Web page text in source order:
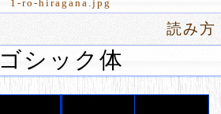
1-ro-hiragana.jpg
読み方
ゴシック体